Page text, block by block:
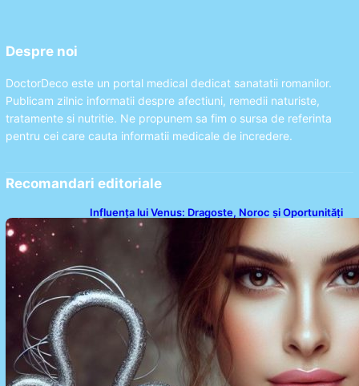
Despre noi
DoctorDeco este un portal medical dedicat sanatatii romanilor.
Publicam zilnic informatii despre afectiuni, remedii naturiste,
tratamente si nutritie. Ne propunem sa fim o sursa de referinta
pentru cei care cauta informatii medicale de incredere.
Recomandari editoriale
Influența lui Venus: Dragoste, Noroc și Oportunități
pentru Tauri și Balanțe în Weekendul 8-9 August